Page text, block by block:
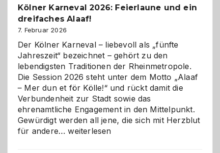
geworden
Kölner Karneval 2026: Feierlaune und ein
dreifaches Alaaf!
7. Februar 2026
Der Kölner Karneval – liebevoll als „fünfte
Jahreszeit“ bezeichnet – gehört zu den
lebendigsten Traditionen der Rheinmetropole.
Die Session 2026 steht unter dem Motto „Alaaf
– Mer dun et för Kölle!“ und rückt damit die
Verbundenheit zur Stadt sowie das
ehrenamtliche Engagement in den Mittelpunkt.
Gewürdigt werden all jene, die sich mit Herzblut
für andere…Kölner
weiterlesen